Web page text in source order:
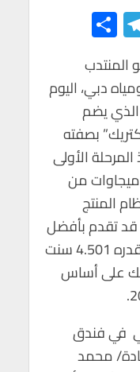
Te
le
gr
a
m
ar
e
المنتدب
دبي، اليوم
الذي يضم
بصفته
الأولى
من مجمع حصيان لإنتاج 1200 ميجاوات من
المنتج
قد تقدم بأفضل
سعر للتكلفة التناسبية للطاقة قدره 4.501 سنت
على أساس
في فندق
محمد